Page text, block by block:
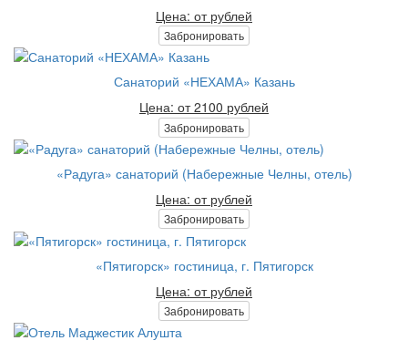
Цена: от рублей
Забронировать
Санаторий «НЕХАМА» Казань
Цена: от 2100 рублей
Забронировать
«Радуга» санаторий (Набережные Челны, отель)
Цена: от рублей
Забронировать
«Пятигорск» гостиница, г. Пятигорск
Цена: от рублей
Забронировать